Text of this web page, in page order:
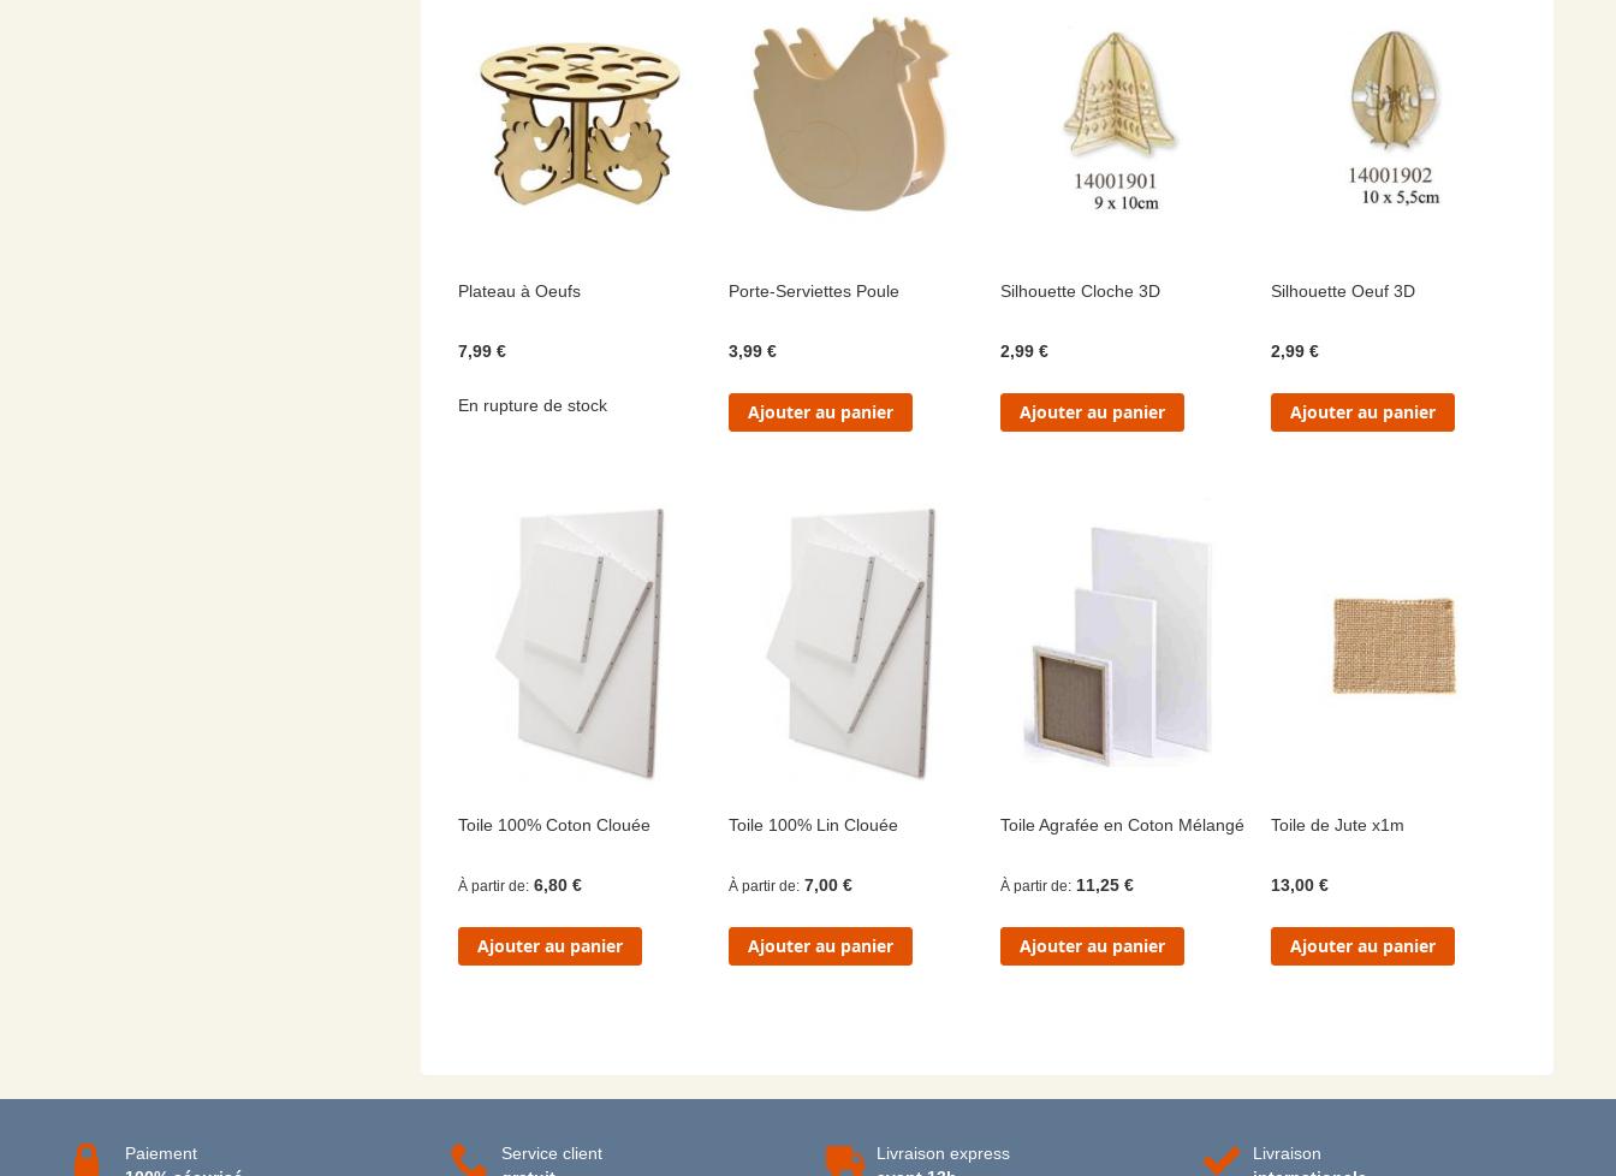
Plateau à Oeufs
7,99 €
En rupture de stock
Porte-Serviettes Poule
3,99 €
Ajouter au panier
Silhouette Cloche 3D
2,99 €
Ajouter au panier
Silhouette Oeuf 3D
2,99 €
Ajouter au panier
Toile 100% Coton Clouée
À partir de 6,80 €
Ajouter au panier
Toile 100% Lin Clouée
À partir de 7,00 €
Ajouter au panier
Toile Agrafée en Coton Mélangé
À partir de 11,25 €
Ajouter au panier
Toile de Jute x1m
13,00 €
Ajouter au panier
Paiement
Service client
Livraison express
Livraison